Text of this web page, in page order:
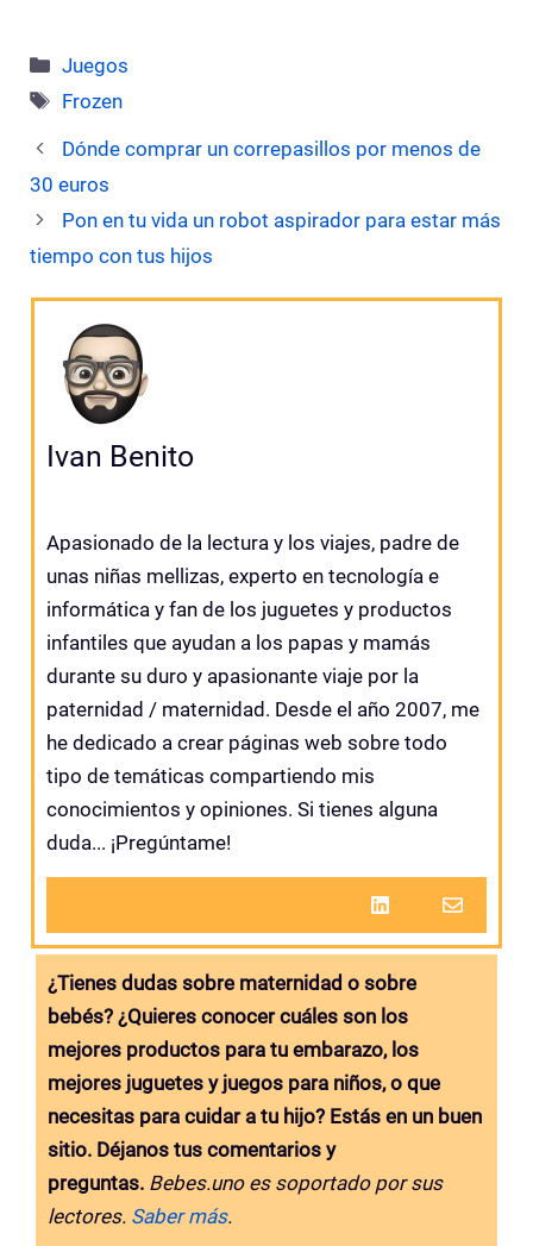
Categorías
Juegos
Etiquetas
Frozen
Dónde comprar un correpasillos por menos de
30 euros
Pon en tu vida un robot aspirador para estar más
tiempo con tus hijos
Ivan Benito
Apasionado de la lectura y los viajes, padre de
unas niñas mellizas, experto en tecnología e
informática y fan de los juguetes y productos
infantiles que ayudan a los papas y mamás
durante su duro y apasionante viaje por la
paternidad / maternidad. Desde el año 2007, me
he dedicado a crear páginas web sobre todo
tipo de temáticas compartiendo mis
conocimientos y opiniones. Si tienes alguna
duda... ¡Pregúntame!
¿Tienes dudas sobre maternidad o sobre
bebés? ¿Quieres conocer cuáles son los
mejores productos para tu embarazo, los
mejores juguetes y juegos para niños, o que
necesitas para cuidar a tu hijo? Estás en un buen
sitio. Déjanos tus comentarios y
preguntas. Bebes.uno es soportado por sus
lectores. Saber más.